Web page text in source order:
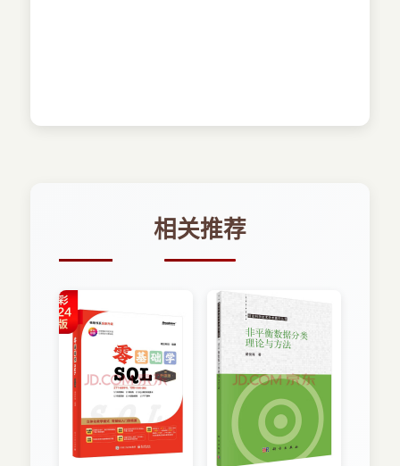
相关推荐